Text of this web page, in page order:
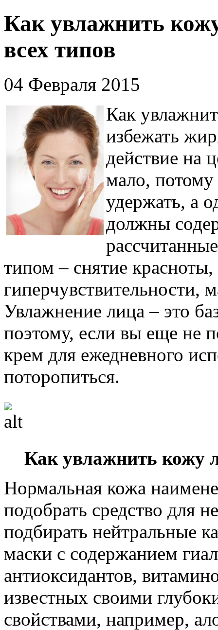
Как увлажнить
всех типов
04 Февраля 2015
Как
избежать
действие на
мало, потому
удержать, а
должны
типом – снятие
гиперчувствительности,
Увлажнение лица – это
поэтому, если вы еще не
крем для ежедневного
поторопиться.
Как увлажнить кожу
Нормальная кожа
подобрать средство для
подбирать нейтральные
маски с содержанием
антиоксидантов,
известных своими
свойствами, например,